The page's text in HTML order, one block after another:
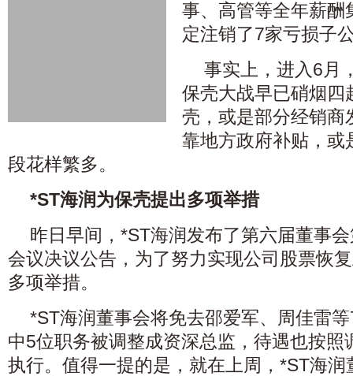
事、高管等全年薪酬
定注销了7家亏损子
事实上，进入6月
保壳大战早已硝烟四
壳，或是部分经销商
靠地方政府补贴，或
段花样繁多。
*ST海润为保壳提出多项举措
昨日早间，*ST海润发布了第六届董事
会议决议公告，为了努力实现公司股票恢
多项举措。
*ST海润董事会将免去邵爱军、周佳雷
中5位职务被调整成资深总监，待遇也按照
执行。值得一提的是，就在上周，*ST海